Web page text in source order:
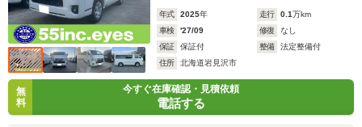
年式 2025年 走行 0.1万km
車検
'27/09 修復
なし
保証
保証付 整備
法定整備付
住所
北海道岩見沢市
無
料
今すぐ在庫確認・見積依頼
電話する